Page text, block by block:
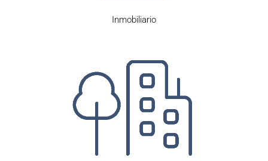
Inmobiliario